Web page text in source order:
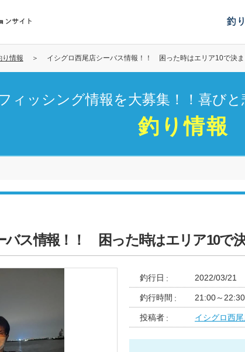
ンサイト 釣
り情報 イシグロ西尾店シーバス情報！！ 困った時はエリア10で決ま
ィッシング情報を大募集！！喜びと
釣り情報
バス情報！！ 困った時はエリア10で
釣行日 2022/03/21
釣行時間 21:00～22:30
投稿者 イシグロ西